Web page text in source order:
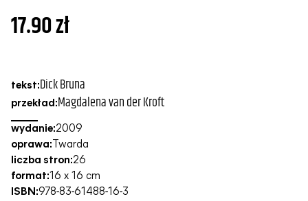
17.90zł
tekst:Dick Bruna
przekład:Magdalena van der Kroft
wydanie:2009
oprawa: Twarda
liczba stron:26
format:16 x 16 cm
ISBN:978-83-61488-16-3